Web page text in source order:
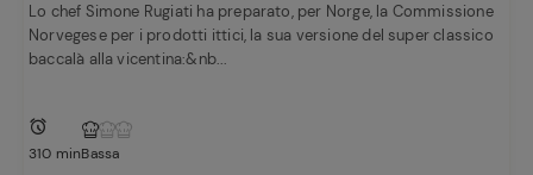
Lo chef Simone Rugiati ha preparato, per Norge, la Commissione
Norvegese per i prodotti ittici, la sua versione del super classico
baccalà alla vicentina:&nb...
310 minBassa